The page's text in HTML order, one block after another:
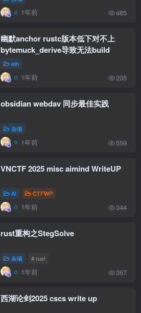
1年前 485
幽默anchor rustc版本低下对不上
bytemuck_derive导致无法build
eth
1年前 205
obsidian webdav 同步最佳实践
杂项
1年前 559
VNCTF 2025 misc aimind WriteUP
AI CTFWP
1年前 344
rust重构之StegSolve
杂项 # rust
1年前 367
西湖论剑2025 cscs write up